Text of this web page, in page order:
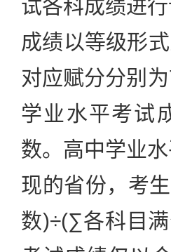
试各科成绩进
成绩以等级形
对应赋分分别
学业水平考试
数。高中学业
现的省份，考
数)÷(∑各科目